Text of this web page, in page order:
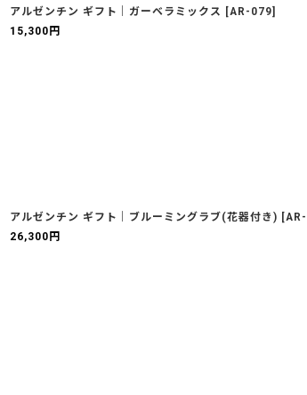
アルゼンチン ギフト｜ガーベラミックス [AR-079]
15,300 円
アルゼンチン ギフト｜ブルーミングラブ(花器付き) [
26,300 円